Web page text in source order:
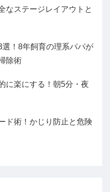
なステージレイアウトと
！8年飼育の理系パパが
除術
に楽にする！朝5分・夜
ド術！かじり防止と危険